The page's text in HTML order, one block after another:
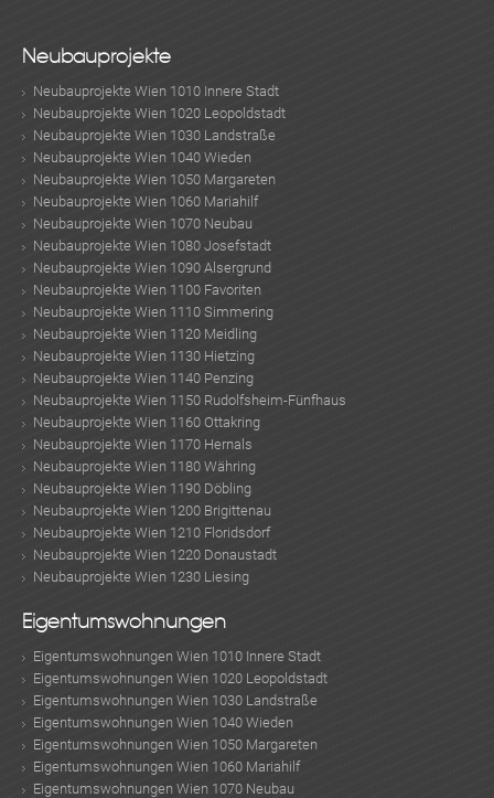
ebo agr tter eres
Neubauprojekte
Neubauprojekte Wien 1010 Innere Stadt
Neubauprojekte Wien 1020 Leopoldstadt
Neubauprojekte Wien 1030 Landstraße
Neubauprojekte Wien 1040 Wieden
Neubauprojekte Wien 1050 Margareten
Neubauprojekte Wien 1060 Mariahilf
Neubauprojekte Wien 1070 Neubau
Neubauprojekte Wien 1080 Josefstadt
Neubauprojekte Wien 1090 Alsergrund
Neubauprojekte Wien 1100 Favoriten
Neubauprojekte Wien 1110 Simmering
Neubauprojekte Wien 1120 Meidling
Neubauprojekte Wien 1130 Hietzing
Neubauprojekte Wien 1140 Penzing
Neubauprojekte Wien 1150 Rudolfsheim-Fünfhaus
Neubauprojekte Wien 1160 Ottakring
Neubauprojekte Wien 1170 Hernals
Neubauprojekte Wien 1180 Währing
Neubauprojekte Wien 1190 Döbling
Neubauprojekte Wien 1200 Brigittenau
Neubauprojekte Wien 1210 Floridsdorf
Neubauprojekte Wien 1220 Donaustadt
Neubauprojekte Wien 1230 Liesing
Eigentumswohnungen
Eigentumswohnungen Wien 1010 Innere Stadt
Eigentumswohnungen Wien 1020 Leopoldstadt
Eigentumswohnungen Wien 1030 Landstraße
Eigentumswohnungen Wien 1040 Wieden
Eigentumswohnungen Wien 1050 Margareten
Eigentumswohnungen Wien 1060 Mariahilf
Eigentumswohnungen Wien 1070 Neubau